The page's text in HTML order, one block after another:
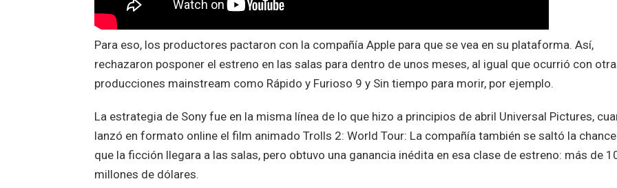
Para eso, los productores pactaron con la compañía Apple para que se vea en su plataforma. Así,
rechazaron posponer el estreno en las salas para dentro de unos meses, al igual que ocurrió con
producciones mainstream como Rápido y Furioso 9 y Sin tiempo para morir, por ejemplo.
La estrategia de Sony fue en la misma línea de lo que hizo a principios de abril Universal Pictures,
lanzó en formato online el film animado Trolls 2: World Tour: La compañía también se saltó la
que la ficción llegara a las salas, pero obtuvo una ganancia inédita en esa clase de estreno: más de
millones de dólares.